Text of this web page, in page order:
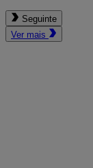
Seguinte
Ver mais